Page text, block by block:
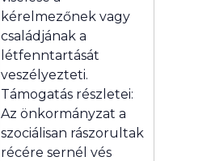
kérelmezőnek vagy
családjának a
létfenntartását
veszélyezteti.
Támogatás részletei:
Az önkormányzat a
szociálisan rászorultak
récére sernél vés